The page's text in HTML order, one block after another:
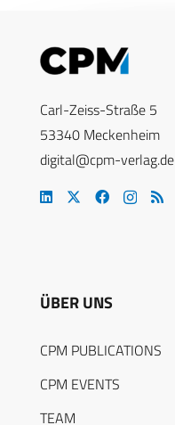
Carl-Zeiss-Straße 5
53340 Meckenheim
digital@cpm-verlag.de
ÜBER UNS
CPM PUBLICATIONS
CPM EVENTS
TEAM